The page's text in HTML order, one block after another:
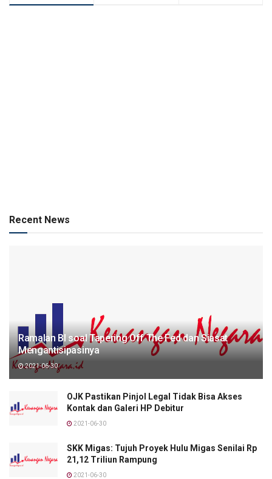
Recent News
Ramalan BI soal Tapering Off The Fed dan Siasat
Mengantisipasinya
2021-06-30
OJK Pastikan Pinjol Legal Tidak Bisa Akses
Kontak dan Galeri HP Debitur
2021-06-30
SKK Migas: Tujuh Proyek Hulu Migas Senilai Rp
21,12 Triliun Rampung
2021-06-30